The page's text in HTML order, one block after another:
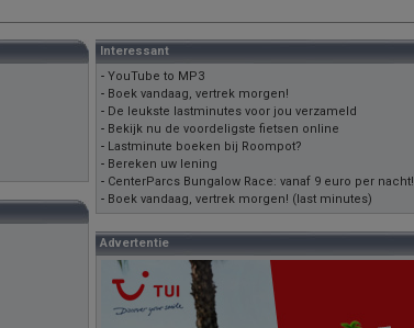
Interessant
- YouTube to MP3
- Boek vandaag, vertrek morgen!
- De leukste lastminutes voor jou verzameld
- Bekijk nu de voordeligste fietsen online
- Lastminute boeken bij Roompot?
- Bereken uw lening
- CenterParcs Bungalow Race: vanaf 9 euro per nacht!
- Boek vandaag, vertrek morgen! (last minutes)
Advertentie